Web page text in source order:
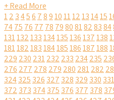
+ Read More
12 3456 789101112131415
7475 76 77 78 798081828384
131132133134135136137138
181182183184185186187188
229 230 231232 233 234235
276 277 278 279 280 281282
324325 326 327 328 329 330 331
372 373 374375 376 377 378